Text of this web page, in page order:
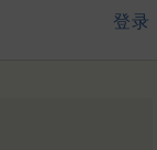
登录